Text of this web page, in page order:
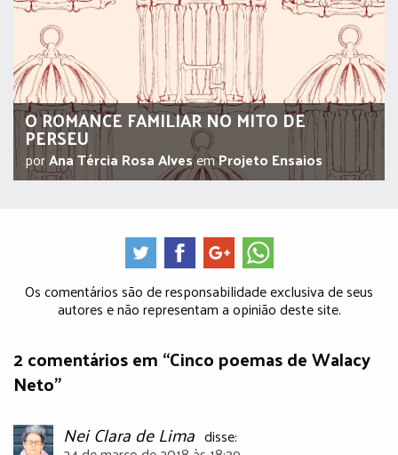
O ROMANCE FAMILIAR NO MITO DE
PERSEU
porAna Tércia Rosa AlvesemProjeto Ensaios
Os comentários são de responsabilidade exclusiva de seus
autores e não representam a opinião deste site.
2 comentários em “Cinco poemas de Walacy
Neto”
Nei Clara de Lima disse: